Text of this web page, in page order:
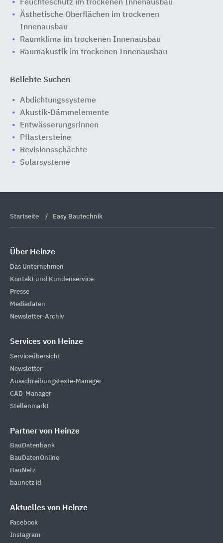
Feuchteschutz im trockenen Innenausbau
Ästhetische Oberflächen im trockenen
Innenausbau
Raumklima im trockenen Innenausbau
Raumakustik im trockenen Innenausbau
Beliebte Suchen
Abdichtungssysteme
Akustik-Dämmelemente
Entwässerungsrinnen
Pflastersteine
Revisionsschächte
Solarsysteme
Startseite Easy Bautechnik
Über Heinze
Das Unternehmen
Kontakt und Kundenservice
Presse
Mediadaten
Newsletter-Archiv
Services von Heinze
Serviceübersicht
Newsletter
Ausschreibungstexte-Manager
CAD-Manager
Stellenmarkt
Partner von Heinze
BauDatenbank
BauDatenOnline
BauNetz
baunetz id
Aktuelles von Heinze
Facebook
Instagram